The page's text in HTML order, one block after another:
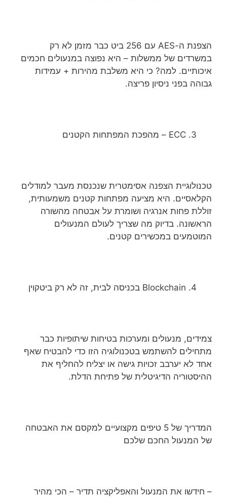
הצפנת ה-AES עם 256 ביט כבר מזמן לא רק
במשרדים של ממשלות – היא נפוצה במנעולים חכמים
איכותיים. למה? כי היא משלבת מהירות + עמידות
גבוהה בפני ניסיון פריצה.
ECC – מהפכת המפתחות הקטנים
טכנולוגיית הצפנה אסימטרית שנכנסת מעבר למודלים
הקלאסיים. היא מציעה מפתחות קטנים משמעותית,
זוללת פחות אנרגיה ושומרת על אבטחה מהשורה
הראשונה. בדיוק מה שצריך לעולם המנעולים
המוטמעים במכשירים קטנים.
Blockchain בכניסה לבית, זה לא רק ביטקוין
צמידים, מנעולים ומערכות בטיחות שיתופיות כבר
מתחילים להשתמש בטכנולוגיה הזו כדי להבטיח שאף
אחד לא יערבב זכויות גישה או יצליח להחליף את
ההיסטוריה הדיגיטלית של פתיחת הדלת.
המדריך של 5 טיפים מקצועיים למקסם את האבטחה
של המנעול החכם שלכם
– חידשו את המנעול והאפליקציה תדיר – הכי מהיר